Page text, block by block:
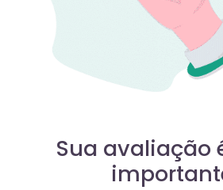
Sua avaliação